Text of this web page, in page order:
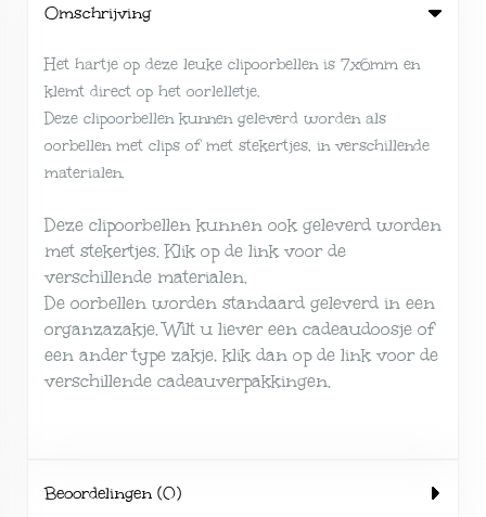
Omschrijving
Het hartje op deze leuke clipoorbellen is 7x6mm en
klemt direct op het oorlelletje.
Deze clipoorbellen kunnen geleverd worden als
oorbellen met clips of met stekertjes, in verschillende
materialen.
Deze clipoorbellen kunnen ook geleverd worden
met stekertjes. Klik op de link voor de
verschillende materialen.
De oorbellen worden standaard geleverd in een
organzazakje. Wilt u liever een cadeaudoosje of
een ander type zakje, klik dan op de link voor de
verschillende cadeauverpakkingen.
Beoordelingen (0)